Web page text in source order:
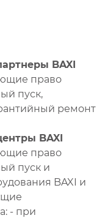
BAXI
право
пуск,
ремонт
BAXI
право
пуск и
BAXI и
- при